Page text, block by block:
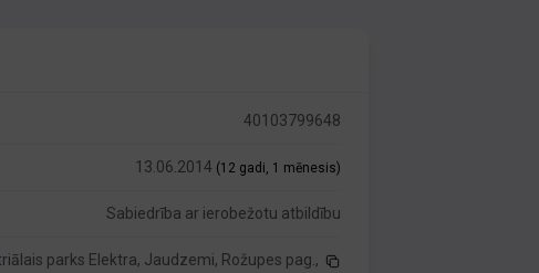
40103799648
13.06.2014 (12 gadi, 1 mēnesis)
Sabiedrība ar ierobežotu atbildību
parks Elektra, Jaudzemi, Rožupes pag.,